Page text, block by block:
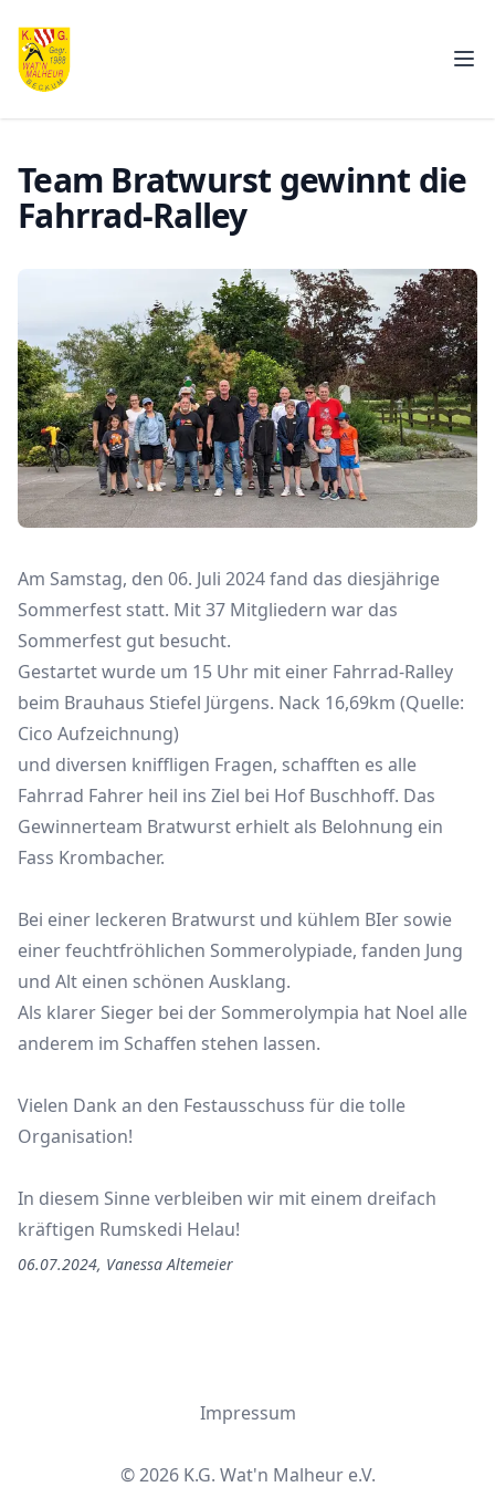
K.G. Wat'n Malheur e.V.
Team Bratwurst gewinnt die
Fahrrad-Ralley
Am Samstag, den 06. Juli 2024 fand das diesjährige
Sommerfest statt. Mit 37 Mitgliedern war das
Sommerfest gut besucht.
Gestartet wurde um 15 Uhr mit einer Fahrrad-Ralley
beim Brauhaus Stiefel Jürgens. Nack 16,69km (Quelle:
Cico Aufzeichnung)
und diversen kniffligen Fragen, schafften es alle
Fahrrad Fahrer heil ins Ziel bei Hof Buschhoff. Das
Gewinnerteam Bratwurst erhielt als Belohnung ein
Fass Krombacher.
Bei einer leckeren Bratwurst und kühlem BIer sowie
einer feuchtfröhlichen Sommerolypiade, fanden Jung
und Alt einen schönen Ausklang.
Als klarer Sieger bei der Sommerolympia hat Noel alle
anderem im Schaffen stehen lassen.
Vielen Dank an den Festausschuss für die tolle
Organisation!
In diesem Sinne verbleiben wir mit einem dreifach
kräftigen Rumskedi Helau!
06.07.2024, Vanessa Altemeier
Impressum
©2026 K.G. Wat'n Malheur e.V.